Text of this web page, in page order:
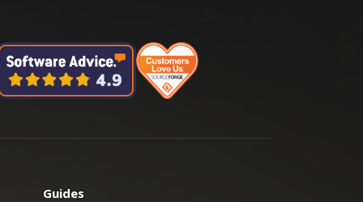
Guides